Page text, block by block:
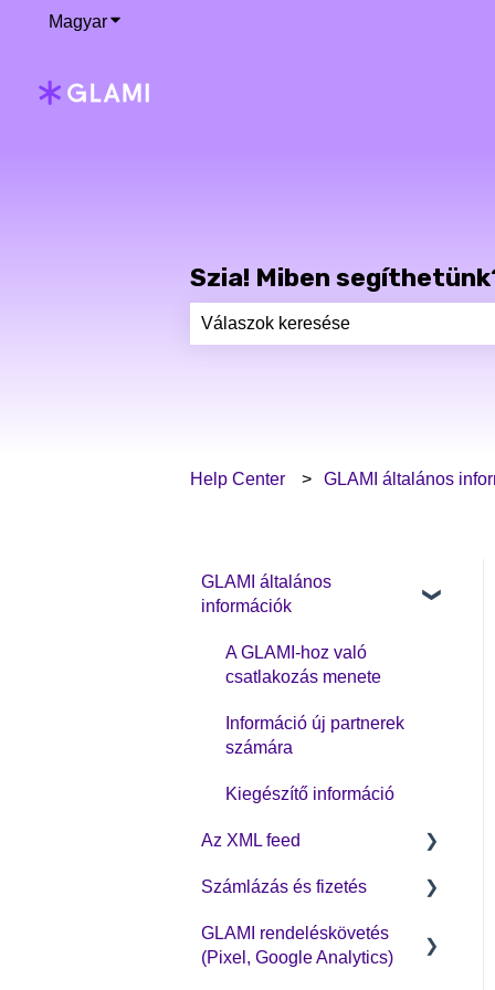
MagyarAlmenü megjelenítése fordításokhoz
Szia! Miben
Help Center GLAMI általános
GLAMI általános
információk
A GLAMI-hoz való
csatlakozás menete
Információ új partnerek
számára
Kiegészítő információ
Az XML feed
XML feed: Kötelező
XML feed: Ajánlott
Számlázás és fizetés
CPC üzleti modell
GLAMI rendeléskövetés
(Pixel, Google Analytics)